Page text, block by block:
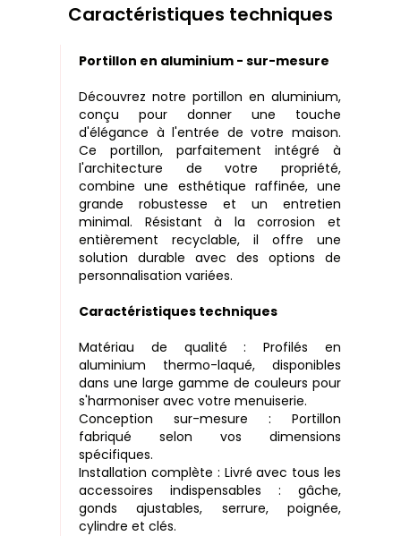
Caractéristiques techniques
Portillon en aluminium - sur-mesure
Découvrez notre portillon en aluminium,
conçu pour donner une touche
d'élégance à l'entrée de votre maison.
Ce portillon, parfaitement intégré à
l'architecture de votre propriété,
combine une esthétique raffinée, une
grande robustesse et un entretien
minimal. Résistant à la corrosion et
entièrement recyclable, il offre une
solution durable avec des options de
personnalisation variées.
Caractéristiques techniques
Matériau de qualité : Profilés en
aluminium thermo-laqué, disponibles
dans une large gamme de couleurs pour
s'harmoniser avec votre menuiserie.
Conception sur-mesure : Portillon
fabriqué selon vos dimensions
spécifiques.
Installation complète : Livré avec tous les
accessoires indispensables : gâche,
gonds ajustables, serrure, poignée,
cylindre et clés.